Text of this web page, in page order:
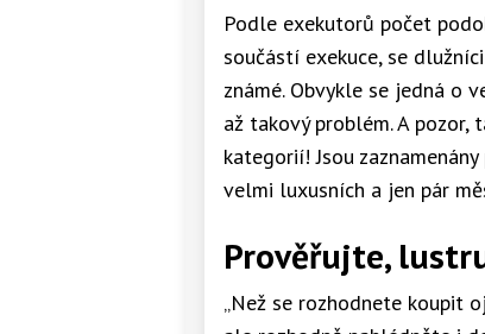
Podle exekutorů počet
součástí exekuce, se
známé. Obvykle se jedná o
až takový problém. A
kategorií! Jsou
velmi luxusních a jen pár
Prověřujte,
„Než se rozhodnete koupit